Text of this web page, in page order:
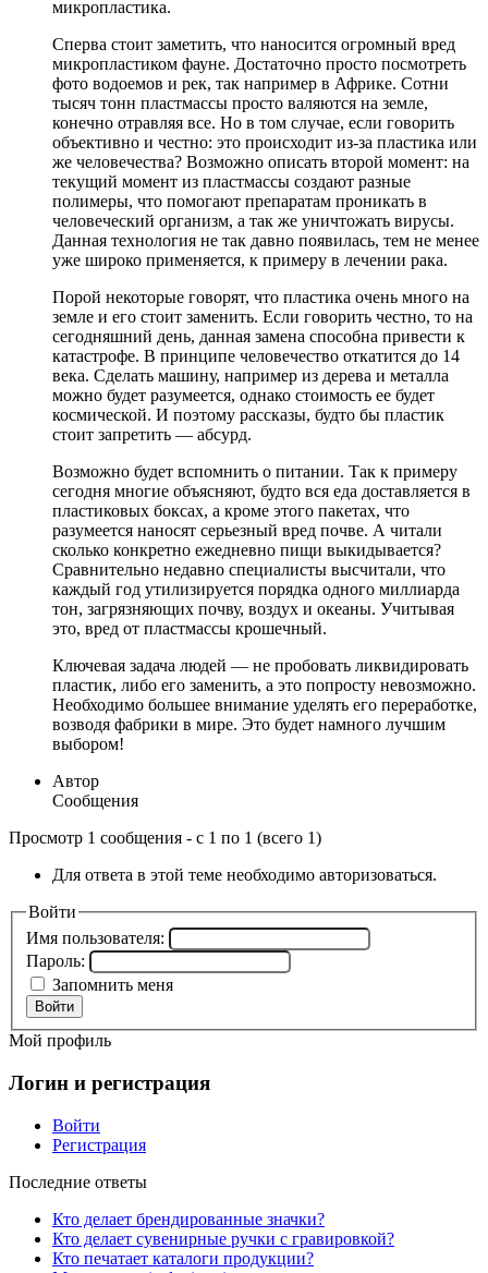
микропластика.
Сперва стоит заметить, что наносится огромный вред
микропластиком фауне. Достаточно просто посмотреть
фото водоемов и рек, так например в Африке. Сотни
тысяч тонн пластмассы просто валяются на земле,
конечно отравляя все. Но в том случае, если говорить
объективно и честно: это происходит из-за пластика или
же человечества? Возможно описать второй момент: на
текущий момент из пластмассы создают разные
полимеры, что помогают препаратам проникать в
человеческий организм, а так же уничтожать вирусы.
Данная технология не так давно появилась, тем не менее
уже широко применяется, к примеру в лечении рака.
Порой некоторые говорят, что пластика очень много на
земле и его стоит заменить. Если говорить честно, то на
сегодняшний день, данная замена способна привести к
катастрофе. В принципе человечество откатится до 14
века. Сделать машину, например из дерева и металла
можно будет разумеется, однако стоимость ее будет
космической. И поэтому рассказы, будто бы пластик
стоит запретить — абсурд.
Возможно будет вспомнить о питании. Так к примеру
сегодня многие объясняют, будто вся еда доставляется в
пластиковых боксах, а кроме этого пакетах, что
разумеется наносят серьезный вред почве. А читали
сколько конкретно ежедневно пищи выкидывается?
Сравнительно недавно специалисты высчитали, что
каждый год утилизируется порядка одного миллиарда
тон, загрязняющих почву, воздух и океаны. Учитывая
это, вред от пластмассы крошечный.
Ключевая задача людей — не пробовать ликвидировать
пластик, либо его заменить, а это попросту невозможно.
Необходимо большее внимание уделять его переработке,
возводя фабрики в мире. Это будет намного лучшим
выбором!
Автор
Сообщения
Просмотр 1 сообщения - с 1 по 1 (всего 1)
Для ответа в этой теме необходимо авторизоваться.
Войти
Имя пользователя:
Пароль:
Запомнить меня
Войти
Мой профиль
Логин и регистрация
Войти
Регистрация
Последние ответы
Кто делает брендированные значки?
Кто делает сувенирные ручки с гравировкой?
Кто печатает каталоги продукции?